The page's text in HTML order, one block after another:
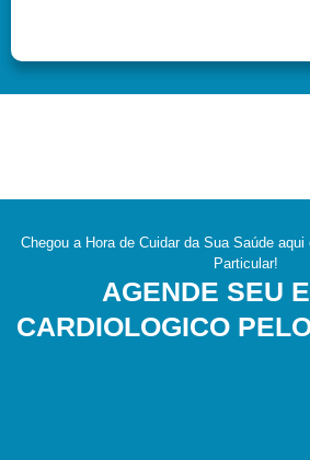
Chegou a Hora de Cuidar da Sua Saúde
Particular!
AGENDE SEU
CARDIOLOGICO